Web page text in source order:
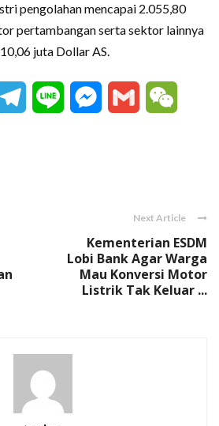
pengolahan mencapai 2.055,80
pertambangan serta sektor lainnya
juta Dollar AS.
Telegram
Line Messenger
Gmail
Next Article
Kementerian ESDM
Lobi Bank Agar Warga
Mau Konversi Motor
Listrik Tak Keluar ...